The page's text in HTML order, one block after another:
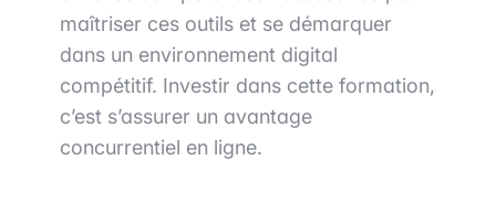
maîtriser ces outils et se démarquer
dans un environnement digital
compétitif. Investir dans cette formation,
c’est s’assurer un avantage
concurrentiel en ligne.